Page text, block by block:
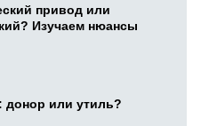
привод или
Изучаем нюансы
донор или утиль?